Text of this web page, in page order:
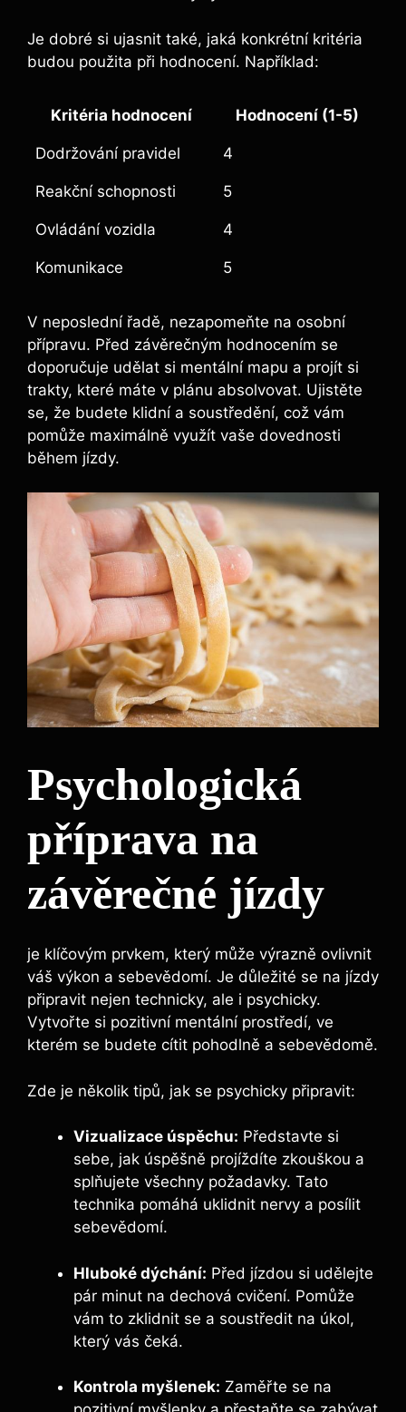
Je dobré si ujasnit také, jaká konkrétní kritéria
budou použita při hodnocení. Například:
Kritéria hodnocení Hodnocení (1-5)
Dodržování pravidel 4
Reakční schopnosti 5
Ovládání vozidla 4
Komunikace 5
V neposlední řadě, nezapomeňte na osobní
přípravu. Před závěrečným hodnocením se
doporučuje udělat si mentální mapu a projít si
trakty, které máte v plánu absolvovat. Ujistěte
se, že budete klidní a soustředění, což vám
pomůže maximálně využít vaše dovednosti
během jízdy.
Psychologická
příprava na
závěrečné jízdy
je klíčovým prvkem, který může výrazně ovlivnit
váš výkon a sebevědomí. Je důležité se na jízdy
připravit nejen technicky, ale i psychicky.
Vytvořte si pozitivní mentální prostředí, ve
kterém se budete cítit pohodlně a sebevědomě.
Zde je několik tipů, jak se psychicky připravit:
Vizualizace úspěchu: Představte si
sebe, jak úspěšně projíždíte zkouškou a
splňujete všechny požadavky. Tato
technika pomáhá uklidnit nervy a posílit
sebevědomí.
Hluboké dýchání: Před jízdou si udělejte
pár minut na dechová cvičení. Pomůže
vám to zklidnit se a soustředit na úkol,
který vás čeká.
Kontrola myšlenek: Zaměřte se na